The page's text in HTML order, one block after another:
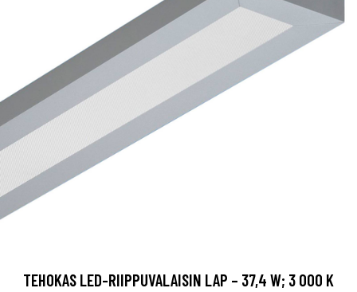
TEHOKAS LED-RIIPPUVALAISIN LAP – 37,4 W; 3 000 K